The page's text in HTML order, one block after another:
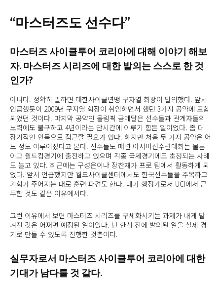
“마스터즈도 선수다”
마스터즈 사이클투어 코리아에 대해 이야기 해보
자. 마스터즈 시리즈에 대한 발의는 스스로 한 것
인가?
아니다. 정확히 말하면 대한사이클연맹 구자열 회장이 발의했다. 앞서
언급했듯이 2009년 구자열 회장이 취임하면서 했던 3가지 공약에 포함
되었던 것이다. 마지막 공약인 올림픽 금메달은 선수들과 관계자들의
노력에도 불구하고 4년이라는 단시간에 이루기 힘든 일이었다. 좀 더
장기적인 안목으로 접근할 필요가 있다. 하지만 처음 두 가지 공약은 어
느 정도 이루어졌다고 본다. 선수들도 매년 아시아선수권대회는 물론
이고 월드컵경기에 출전하고 있으며 각종 국제경기에도 초청되는 사례
도 늘고 있다. 최근에는 구성은이나 장찬재가 프로 팀에서 활동하게 되
었다. 앞서 언급했지만 월드사이클센터에서도 한국선수들을 주목하고
기회가 주어지는 대로 훈련 파견도 한다. 내가 행정가로서 UCI에서 근
무한 것도 같은 이유에서다.
그런 이유에서 보면 마스터즈 시리즈를 구체화시키는 과제가 내게 맡
겨진 것은 어쩌면 예정된 일이었다. 난 한참 전에 발의된 일을 실제 경
기로 만들 수 있도록 진행한 것뿐이다.
실무자로서 마스터즈 사이클투어 코리아에 대한
기대가 남다를 것 같다.